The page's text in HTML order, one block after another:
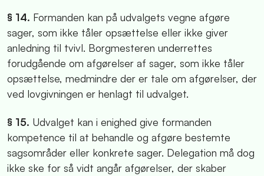
§ 14. Formanden kan på udvalgets vegne afgøre
sager, som ikke tåler opsættelse eller ikke giver
anledning til tvivl. Borgmesteren underrettes
forudgående om afgørelser af sager, som ikke tåler
opsættelse, medmindre der er tale om afgørelser, der
ved lovgivningen er henlagt til udvalget.
§ 15. Udvalget kan i enighed give formanden
kompetence til at behandle og afgøre bestemte
sagsområder eller konkrete sager. Delegation må dog
ikke ske for så vidt angår afgørelser, der skaber